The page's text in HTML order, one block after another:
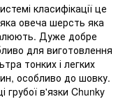
класифікації це
овеча шерсть яка
Дуже добре
для виготовлення
тонких і легких
особливо до шовку.
грубої в'язки Chunky